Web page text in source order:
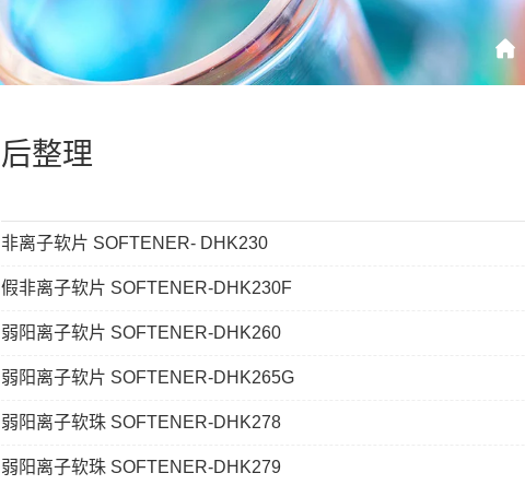
后整理
非离子软片 SOFTENER- DHK230
假非离子软片 SOFTENER-DHK230F
弱阳离子软片 SOFTENER-DHK260
弱阳离子软片 SOFTENER-DHK265G
弱阳离子软珠 SOFTENER-DHK278
弱阳离子软珠 SOFTENER-DHK279